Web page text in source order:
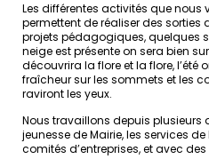
Les différentes activités que nous
permettent de réaliser des
projets pédagogiques, quelques
neige est présente on sera bien
découvrira la flore et la flore, l’été
fraîcheur sur les sommets et les
raviront les yeux.
Nous travaillons depuis plusieurs
jeunesse de Mairie, les services
comités d’entreprises, et avec